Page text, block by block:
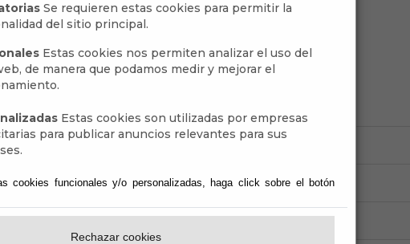
Se requieren estas cookies para permitir la
del sitio principal.
Estas cookies nos permiten analizar el uso del
de manera que podamos medir y mejorar el
Estas cookies son utilizadas por empresas
para publicar anuncios relevantes para sus
cookies funcionales y/o personalizadas, haga click sobre el botón
Rechazar cookies